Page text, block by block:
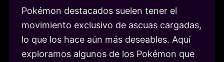
Pokémon destacados suelen tener el
movimiento exclusivo de ascuas cargadas,
lo que los hace aún más deseables. Aquí
exploramos algunos de los Pokémon que